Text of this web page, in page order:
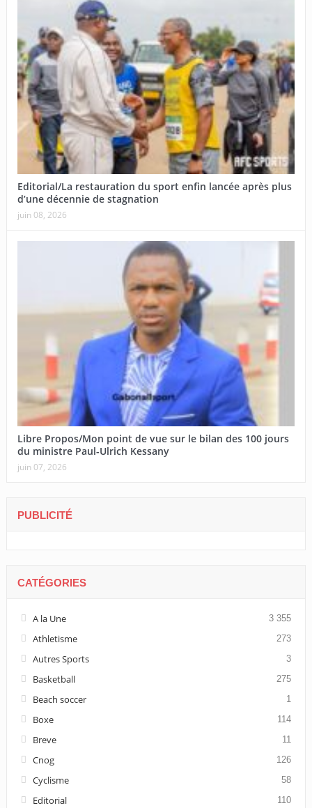
Editorial/La restauration du sport enfin lancée après plus
d’une décennie de stagnation
juin 08, 2026
Libre Propos/Mon point de vue sur le bilan des 100 jours
du ministre Paul-Ulrich Kessany
juin 07, 2026
PUBLICITÉ
CATÉGORIES
A la Une 3 355
Athletisme 273
Autres Sports 3
Basketball 275
Beach soccer 1
Boxe 114
Breve 11
Cnog 126
Cyclisme 58
Editorial 110